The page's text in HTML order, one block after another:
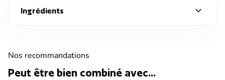
Ingrédients expand_more
Nos recommandations
Peut être bien combiné avec...